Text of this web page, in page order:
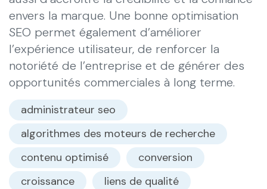
envers la marque. Une bonne optimisation
SEO permet également d’améliorer
l’expérience utilisateur, de renforcer la
notoriété de l’entreprise et de générer des
opportunités commerciales à long terme.
administrateur seo
algorithmes des moteurs de recherche
contenu optimisé
conversion
croissance
liens de qualité